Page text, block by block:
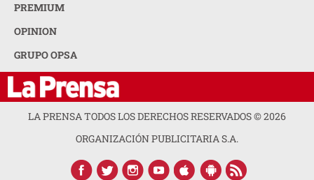
PREMIUM
OPINION
GRUPO OPSA
LA PRENSA TODOS LOS DERECHOS RESERVADOS ©2026
ORGANIZACIÓN PUBLICITARIA S.A.